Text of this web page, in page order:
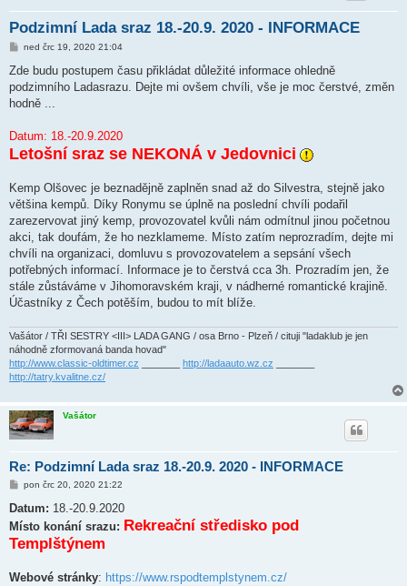
Podzimní Lada sraz 18.-20.9. 2020 - INFORMACE
P
í
p
ě
k
ned črc 19, 2020 21:04
Zde budu postupem času přikládat důležité informace ohledně
podzimního Ladasrazu. Dejte mi ovšem chvíli, vše je moc čerstvé, změn
hodně ...
Datum: 18.-20.9.2020
Letošní sraz se NEKONÁ v Jedovnici
Kemp Olšovec je beznadějně zaplněn snad až do Silvestra, stejně jako
většina kempů. Díky Ronymu se úplně na poslední chvíli podařil
zarezervovat jiný kemp, provozovatel kvůli nám odmítnul jinou početnou
akci, tak doufám, že ho nezklameme. Místo zatím neprozradím, dejte mi
chvíli na organizaci, domluvu s provozovatelem a sepsání všech
potřebných informací. Informace je to čerstvá cca 3h. Prozradím jen, že
stále zůstáváme v Jihomoravském kraji, v nádherné romantické krajině.
Účastníky z Čech potěším, budou to mít blíže.
Vašátor / TŘI SESTRY <III> LADA GANG / osa Brno - Plzeň / cituji "ladaklub je jen
náhodně zformovaná banda hovad"
http://www.classic-oldtimer.cz
http://ladaauto.wz.cz
http://tatry.kvalitne.cz/
Vašátor
Re: Podzimní Lada sraz 18.-20.9. 2020 - INFORMACE
P
í
p
v
k
pon črc 20, 2020 21:22
Datum: 18.-20.9.2020
Místo konání srazu: Rekreační středisko pod
Templštýnem
Webové stránky: https://www.rspodtemplstynem.cz/